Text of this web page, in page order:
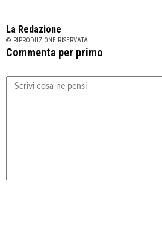
La Redazione
© RIPRODUZIONE RISERVATA
Commenta per primo